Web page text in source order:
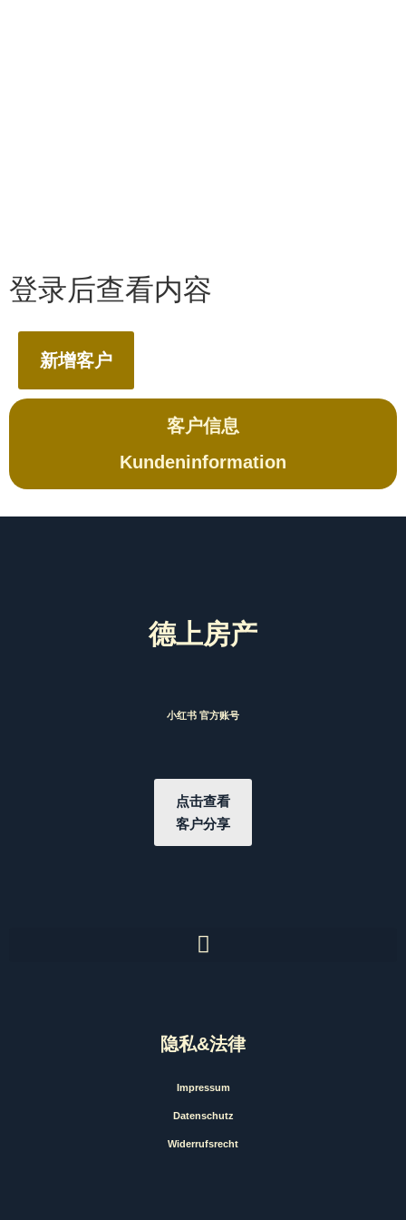
登录后查看内容
新增客户
客户信息
Kundeninformation
德上房产
小红书 官方账号
点击查看
客户分享
隐私&法律
Impressum
Datenschutz
Widerrufsrecht